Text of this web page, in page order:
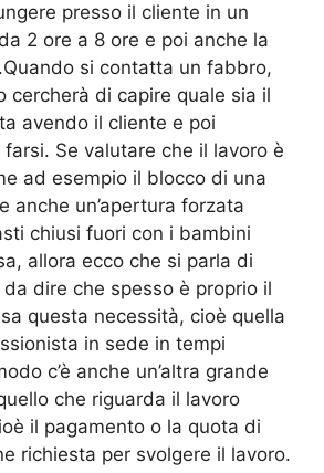
presso il cliente in un
2 ore a 8 ore e poi anche la
si contatta un fabbro,
cercherà di capire quale sia il
avendo il cliente e poi
Se valutare che il lavoro è
ad esempio il blocco di una
anche un’apertura forzata
chiusi fuori con i bambini
allora ecco che si parla di
da dire che spesso è proprio il
questa necessità, cioè quella
in sede in tempi
c’è anche un’altra grande
che riguarda il lavoro
il pagamento o la quota di
richiesta per svolgere il lavoro.